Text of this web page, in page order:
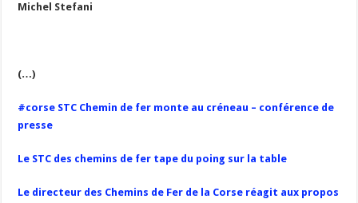
Michel Stefani
(…)
#corse STC Chemin de fer monte au créneau – conférence de
presse
Le STC des chemins de fer tape du poing sur la table
Le directeur des Chemins de Fer de la Corse réagit aux propos